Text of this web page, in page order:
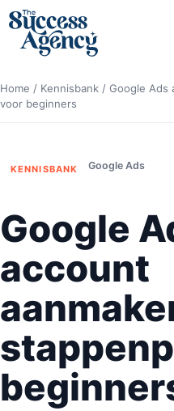
Home / Kennisbank / Google Ads
voor beginners
KENNISBANK Google Ads
Google
account